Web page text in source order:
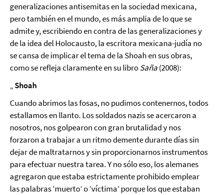
generalizaciones antisemitas en la sociedad mexicana,
pero también en el mundo, es más amplia de lo que se
admite y, escribiendo en contra de las generalizaciones y
de la idea del Holocausto, la escritora mexicana-judía no
se cansa de implicar el tema de la Shoah en sus obras,
como se refleja claramente en su libroSaña(2008):
„Shoah
Cuando abrimos las fosas, no pudimos contenernos, todos
estallamos en llanto. Los soldados nazis se acercaron a
nosotros, nos golpearon con gran brutalidad y nos
forzaron a trabajar a un ritmo demente durante días sin
dejar de maltratarnos y sin proporcionarnos instrumentos
para efectuar nuestra tarea. Y no sólo eso, los alemanes
agregaron que estaba estrictamente prohibido emplear
las palabras ‘muerto’ o ‘víctima’ porque los que estaban